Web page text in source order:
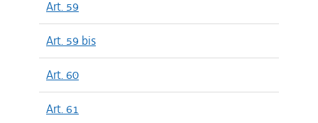
Art. 59
Art. 59 bis
Art. 60
Art. 61